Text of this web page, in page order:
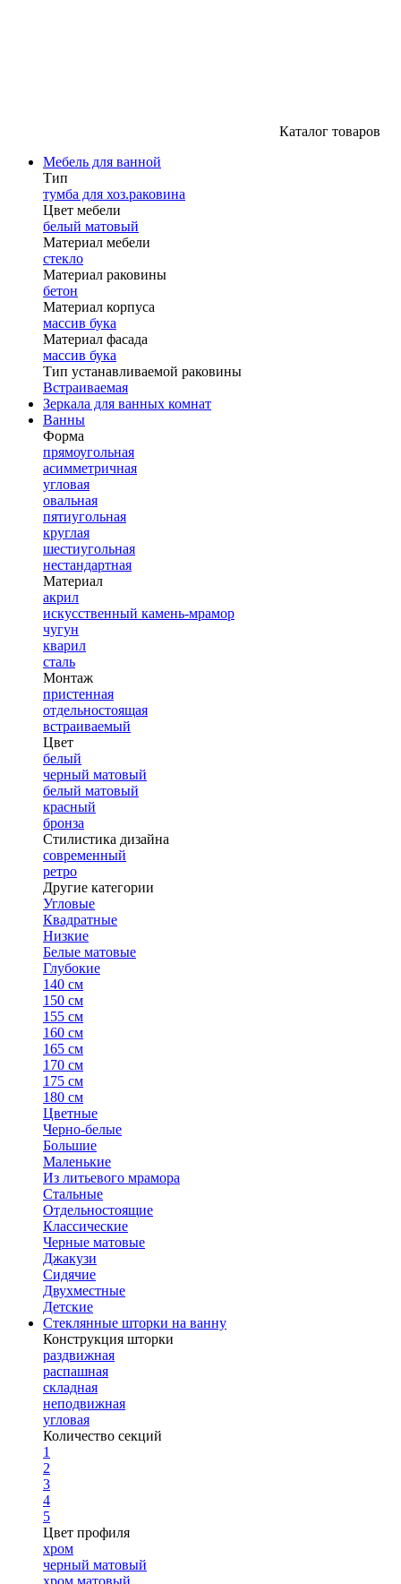
Каталог товаров
Мебель для ванной
Тип
тумба для хоз.раковина
Цвет мебели
белый матовый
Материал мебели
стекло
Материал раковины
бетон
Материал корпуса
массив бука
Материал фасада
массив бука
Тип устанавливаемой раковины
Встраиваемая
Зеркала для ванных комнат
Ванны
Форма
прямоугольная
асимметричная
угловая
овальная
пятиугольная
круглая
шестиугольная
нестандартная
Материал
акрил
искусственный камень-мрамор
чугун
кварил
сталь
Монтаж
пристенная
отдельностоящая
встраиваемый
Цвет
белый
черный матовый
белый матовый
красный
бронза
Стилистика дизайна
современный
ретро
Другие категории
Угловые
Квадратные
Низкие
Белые матовые
Глубокие
140 см
150 см
155 см
160 см
165 см
170 см
175 см
180 см
Цветные
Черно-белые
Большие
Маленькие
Из литьевого мрамора
Стальные
Отдельностоящие
Классические
Черные матовые
Джакузи
Сидячие
Двухместные
Детские
Стеклянные шторки на ванну
Конструкция шторки
раздвижная
распашная
складная
неподвижная
угловая
Количество секций
1
2
3
4
5
Цвет профиля
хром
черный матовый
хром матовый